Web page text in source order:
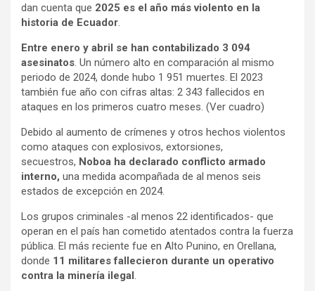
dan cuenta que 2025 es el año más violento en la
historia de Ecuador.
Entre enero y abril se han contabilizado 3 094
asesinatos. Un número alto en comparación al mismo
periodo de 2024, donde hubo 1 951 muertes. El 2023
también fue año con cifras altas: 2 343 fallecidos en
ataques en los primeros cuatro meses. (Ver cuadro)
Debido al aumento de crímenes y otros hechos violentos
como ataques con explosivos, extorsiones,
secuestros, Noboa ha declarado conflicto armado
interno, una medida acompañada de al menos seis
estados de excepción en 2024.
Los grupos criminales -al menos 22 identificados- que
operan en el país han cometido atentados contra la fuerza
pública. El más reciente fue en Alto Punino, en Orellana,
donde 11 militares fallecieron durante un operativo
contra la minería ilegal.